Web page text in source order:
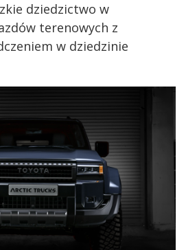
dziedzictwo w
terenowych z
w dziedzinie